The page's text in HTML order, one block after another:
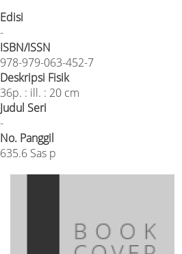
Edisi
-
ISBN/ISSN
978-979-063-452-7
Deskripsi Fisik
36p. : ill. : 20 cm
Judul Seri
-
No. Panggil
635.6 Sas p